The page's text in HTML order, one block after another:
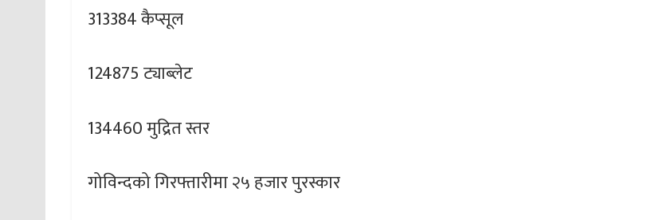
313384 कैप्सूल
124875 ट्याब्लेट
134460 मुद्रित स्तर
गोविन्दको गिरफ्तारीमा २५ हजार पुरस्कार